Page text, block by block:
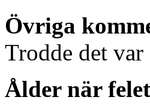
Övriga
Trodde det
Ålder när